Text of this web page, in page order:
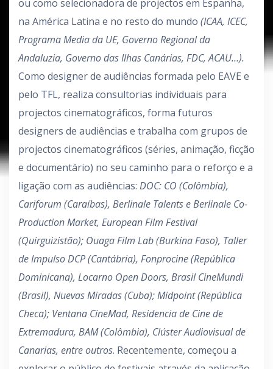
ou como selecionadora de projectos em Espanha,
na América Latina e no resto do mundo (ICAA, ICEC,
Programa Media da UE, Governo Regional da
Andaluzia, Governo das Ilhas Canárias, FDC, ACAU…).
Como designer de audiências formada pelo EAVE e
pelo TFL, realiza consultorias individuais para
projectos cinematográficos, forma futuros
designers de audiências e trabalha com grupos de
projectos cinematográficos (séries, animação, ficção
e documentário) no seu caminho para o reforço e a
ligação com as audiências: DOC: CO (Colômbia),
Cariforum (Caraíbas), Berlinale Talents e Berlinale Co-
Production Market, European Film Festival
(Quirguizistão); Ouaga Film Lab (Burkina Faso), Taller
de Impulso DCP (Cantábria), Fonprocine (República
Dominicana), Locarno Open Doors, Brasil CineMundi
(Brasil), Nuevas Miradas (Cuba);Midpoint (República
Checa); Ventana CineMad, Residencia de Cine de
Extremadura, BAM (Colômbia), Clúster Audiovisual de
Canarias, entre outros. Recentemente, começou a